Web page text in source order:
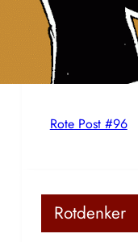
Deutschland:
gegen
Rote Post #96
Rotdenker